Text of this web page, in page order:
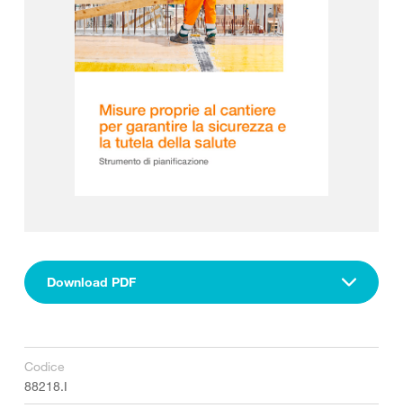
Download PDF
Codice
88218.I